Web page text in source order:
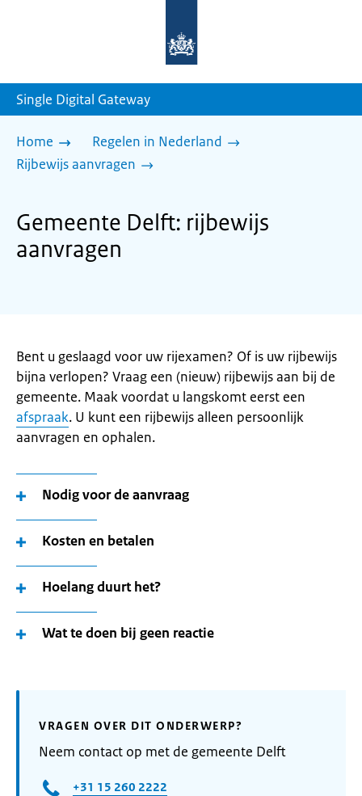
homepage
Single Digital Gateway
Home
Regelen in Nederland
Rijbewijs aanvragen
Gemeente Delft: rijbewijs
aanvragen
Bent u geslaagd voor uw rijexamen? Of is uw rijbewijs
bijna verlopen? Vraag een (nieuw) rijbewijs aan bij de
gemeente. Maak voordat u langskomt eerst een
afspraak. U kunt een rijbewijs alleen persoonlijk
aanvragen en ophalen.
Nodig voor de aanvraag
Kosten en betalen
Hoelang duurt het?
Wat te doen bij geen reactie
VRAGEN OVER DIT ONDERWERP?
Neem contact op met de gemeente Delft
+31 15 260 2222